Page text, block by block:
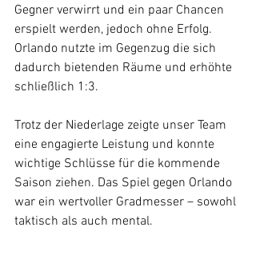
Gegner verwirrt und ein paar Chancen
erspielt werden, jedoch ohne Erfolg.
Orlando nutzte im Gegenzug die sich
dadurch bietenden Räume und erhöhte
schließlich 1:3.
Trotz der Niederlage zeigte unser Team
eine engagierte Leistung und konnte
wichtige Schlüsse für die kommende
Saison ziehen. Das Spiel gegen Orlando
war ein wertvoller Gradmesser – sowohl
taktisch als auch mental.